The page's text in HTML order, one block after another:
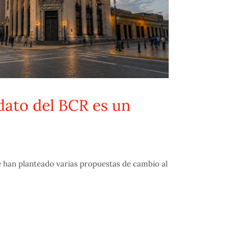
del BCR es un
planteado varias propuestas de cambio al